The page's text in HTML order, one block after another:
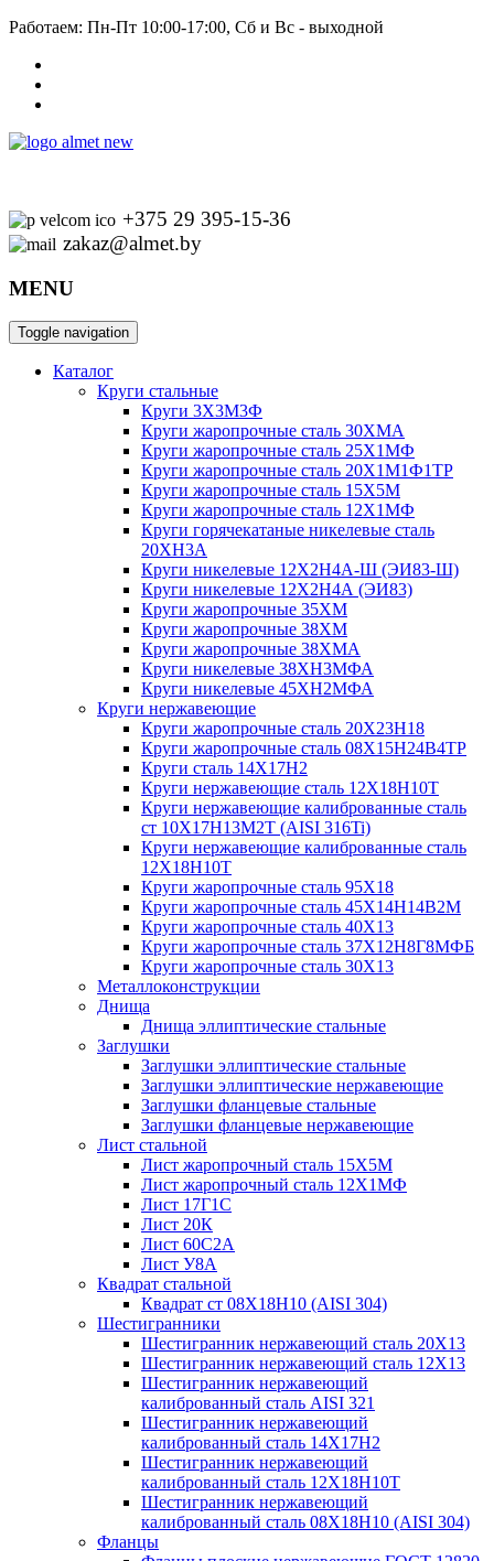
Работаем: Пн-Пт 10:00-17:00, Сб и Вс - выходной
+375 29 395-15-36
zakaz@almet.by
MENU
Toggle navigation
Каталог
Круги стальные
Круги 3Х3М3Ф
Круги жаропрочные сталь 30ХМА
Круги жаропрочные сталь 25Х1МФ
Круги жаропрочные сталь 20Х1М1Ф1ТР
Круги жаропрочные сталь 15Х5М
Круги жаропрочные сталь 12Х1МФ
Круги горячекатаные никелевые сталь
20ХН3А
Круги никелевые 12Х2Н4А-Ш (ЭИ83-Ш)
Круги никелевые 12Х2Н4А (ЭИ83)
Круги жаропрочные 35ХМ
Круги жаропрочные 38ХМ
Круги жаропрочные 38ХМА
Круги никелевые 38XH3MФА
Круги никелевые 45ХН2МФА
Круги нержавеющие
Круги жаропрочные сталь 20Х23Н18
Круги жаропрочные сталь 08Х15Н24В4ТР
Круги сталь 14Х17Н2
Круги нержавеющие сталь 12Х18Н10Т
Круги нержавеющие калиброванные сталь
ст 10Х17Н13М2Т (AISI 316Ti)
Круги нержавеющие калиброванные сталь
12Х18Н10Т
Круги жаропрочные сталь 95Х18
Круги жаропрочные сталь 45Х14Н14В2М
Круги жаропрочные сталь 40Х13
Круги жаропрочные сталь 37Х12Н8Г8МФБ
Круги жаропрочные сталь 30Х13
Металлоконструкции
Днища
Днища эллиптические стальные
Заглушки
Заглушки эллиптические стальные
Заглушки эллиптические нержавеющие
Заглушки фланцевые стальные
Заглушки фланцевые нержавеющие
Лист стальной
Лист жаропрочный сталь 15Х5М
Лист жаропрочный сталь 12Х1МФ
Лист 17Г1С
Лист 20К
Лист 60С2А
Лист У8А
Квадрат стальной
Квадрат ст 08Х18Н10 (AISI 304)
Шестигранники
Шестигранник нержавеющий сталь 20Х13
Шестигранник нержавеющий сталь 12Х13
Шестигранник нержавеющий
калиброванный сталь AISI 321
Шестигранник нержавеющий
калиброванный сталь 14Х17Н2
Шестигранник нержавеющий
калиброванный сталь 12Х18Н10Т
Шестигранник нержавеющий
калиброванный сталь 08Х18Н10 (AISI 304)
Фланцы